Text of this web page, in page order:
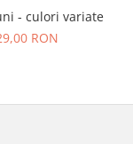
- culori variate
RON